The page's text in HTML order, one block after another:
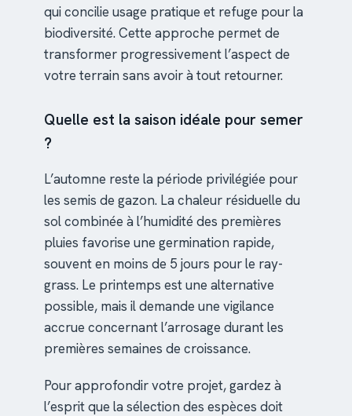
qui concilie usage pratique et refuge pour la
biodiversité. Cette approche permet de
transformer progressivement l’aspect de
votre terrain sans avoir à tout retourner.
Quelle est la saison idéale pour semer
?
L’automne reste la période privilégiée pour
les semis de gazon. La chaleur résiduelle du
sol combinée à l’humidité des premières
pluies favorise une germination rapide,
souvent en moins de 5 jours pour le ray-
grass. Le printemps est une alternative
possible, mais il demande une vigilance
accrue concernant l’arrosage durant les
premières semaines de croissance.
Pour approfondir votre projet, gardez à
l’esprit que la sélection des espèces doit